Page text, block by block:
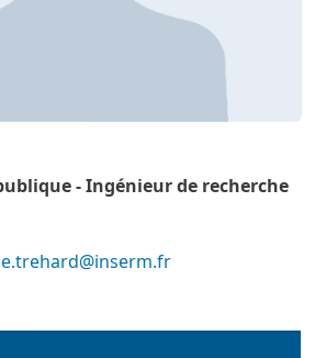
- Ingénieur de recherche